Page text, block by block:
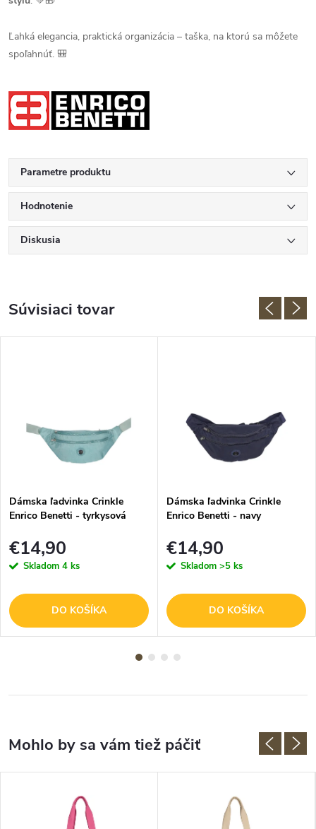
Ľahká elegancia, praktická organizácia – taška, na ktorú sa môžete
spoľahnúť. 🎒
Parametre produktu
Hodnotenie
Diskusia
Súvisiaci tovar
Dámska ľadvinka Crinkle
Enrico Benetti - tyrkysová
€14,90
Skladom 4 ks
DO KOŠÍKA
Dámska ľadvinka Crinkle
Enrico Benetti - navy
€14,90
Skladom >5 ks
DO KOŠÍKA